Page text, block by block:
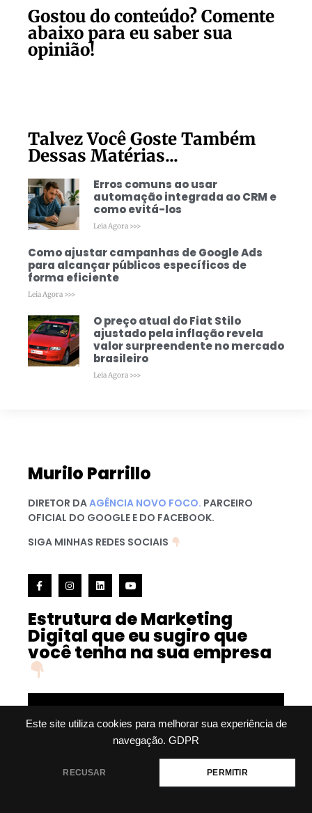
Este site utiliza cookies para melhorar sua experiência de
navegação. GDPR
RECUSAR PERMITIR
Gostou do conteúdo? Comente
abaixo para eu saber sua
opinião!
Talvez Você Goste Também
Dessas Matérias...
Erros comuns ao usar
automação integrada ao CRM e
como evitá-los
Leia Agora >>>
Como ajustar campanhas de Google Ads
para alcançar públicos específicos de
forma eficiente
Leia Agora >>>
O preço atual do Fiat Stilo
ajustado pela inflação revela
valor surpreendente no mercado
brasileiro
Leia Agora >>>
Murilo Parrillo
DIRETOR DAAGÊNCIA NOVO FOCO. PARCEIRO
OFICIAL DO GOOGLE E DO FACEBOOK.
SIGA MINHAS REDES SOCIAIS
Estrutura de Marketing
Digital que eu sugiro que
você tenha na sua empresa